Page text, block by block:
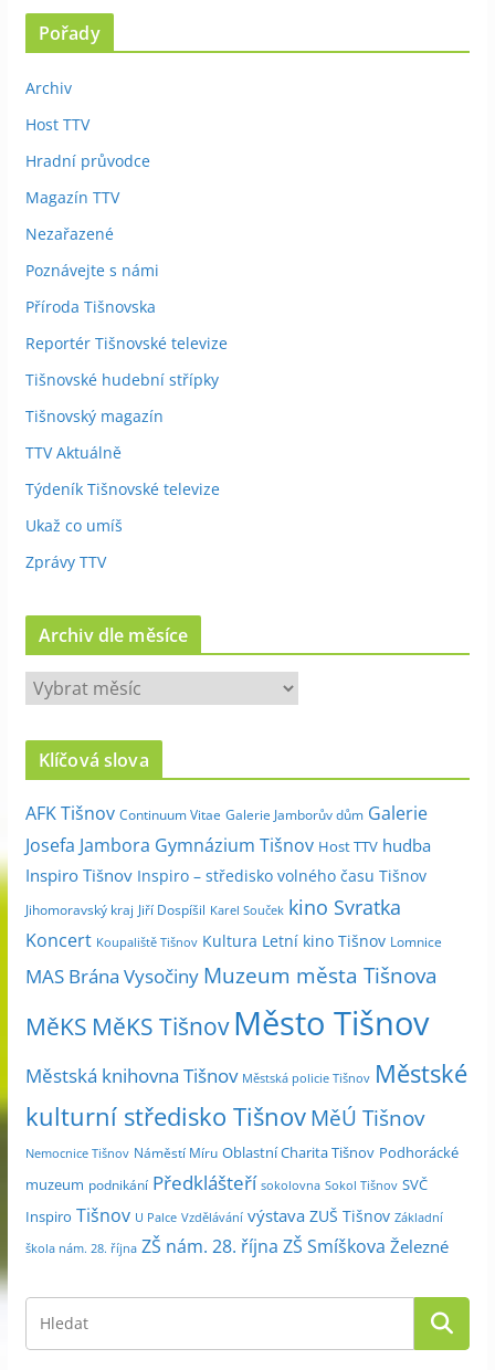
Pořady
Archiv
Host TTV
Hradní průvodce
Magazín TTV
Nezařazené
Poznávejte s námi
Příroda Tišnovska
Reportér Tišnovské televize
Tišnovské hudební střípky
Tišnovský magazín
TTV Aktuálně
Týdeník Tišnovské televize
Ukaž co umíš
Zprávy TTV
Archiv dle měsíce
A
c
v
d
l
e
m
s
í
e
Klíčová slova
AFK Tišnov Continuum Vitae Galerie Jamborův dům Galerie
Josefa Jambora Gymnázium Tišnov Host TTV hudba
Inspiro Tišnov Inspiro – středisko volného času Tišnov
Jihomoravský kraj Jiří Dospíšil Karel Souček kino Svratka
Koncert Koupaliště Tišnov Kultura Letní kino Tišnov Lomnice
MAS Brána Vysočiny Muzeum města Tišnova
MěKS MěKS Tišnov Město Tišnov
Městská knihovna Tišnov Městská policie Tišnov Městské
kulturní středisko Tišnov MěÚ Tišnov
Nemocnice Tišnov Náměstí Míru Oblastní Charita Tišnov Podhorácké
muzeum podnikání Předklášteří sokolovna Sokol Tišnov SVČ
Inspiro Tišnov U Palce Vzdělávání výstava ZUŠ Tišnov Základní
škola nám. 28. října ZŠ nám. 28. října ZŠ Smíškova Železné